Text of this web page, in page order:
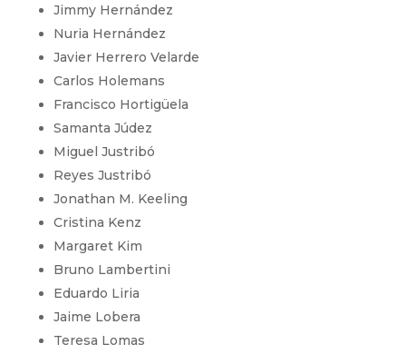
Jimmy Hernández
Nuria Hernández
Javier Herrero Velarde
Carlos Holemans
Francisco Hortigüela
Samanta Júdez
Miguel Justribó
Reyes Justribó
Jonathan M. Keeling
Cristina Kenz
Margaret Kim
Bruno Lambertini
Eduardo Liria
Jaime Lobera
Teresa Lomas